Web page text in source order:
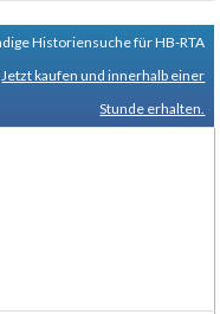
Historiensuche für HB-RTA
Jetzt kaufen und innerhalb einer
Stunde erhalten.